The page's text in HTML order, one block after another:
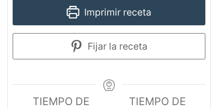
Imprimir receta
Fijar la receta
TIEMPO DE
TIEMPO DE